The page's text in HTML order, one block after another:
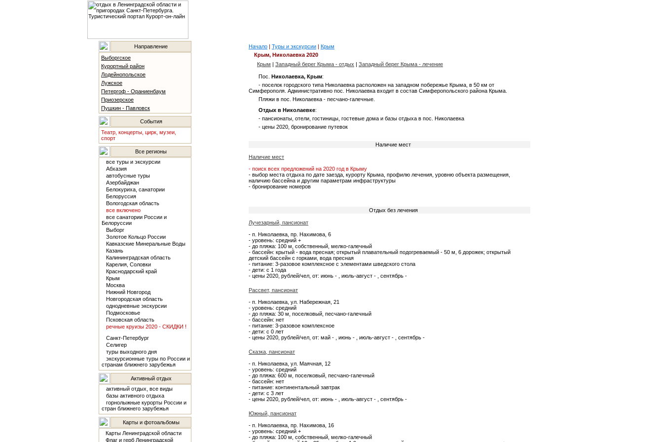
Направление
Выборгское
Курортный район
Лодейнопольское
Лужское
Петергоф - Ораниенбаум
Приозерское
Пушкин - Павловск
События
Театр, концерты, цирк, музеи,
спорт
Все регионы
все туры и экскурсии
Абхазия
автобусные туры
Азербайджан
Белокуриха, санатории
Белоруссия
Вологодская область
все включено
все санатории России и
Белоруссии
Выборг
Золотое Кольцо России
Кавказские Минеральные Воды
Казань
Калининградская область
Карелия, Соловки
Краснодарский край
Крым
Москва
Нижний Новгород
Новгородская область
однодневные экскурсии
Подмосковье
Псковская область
речные круизы 2020 - СКИДКИ !
Санкт-Петербург
Селигер
туры выходного дня
экскурсионные туры по России и
странам ближнего зарубежья
Активный отдых
активный отдых, все виды
базы активного отдыха
горнолыжные курорты России и
стран ближнего зарубежья
Карты и фотоальбомы
Карты Ленинградской области
Флаг и герб Ленинградской
Начало | Туры и экскурсии | Крым
Крым, Николаевка 2020
Крым | Западный берег Крыма - отдых | Западный берег Крыма - лечение
Пос. Николаевка, Крым:
- поселок городского типа Николаевка расположен на западном побережье Крыма, в 50 км от
Симферополя. Административно пос. Николаевка входит в состав Симферопольского района Крыма.
Пляжи в пос. Николаевка - песчано-галечные.
Отдых в Николаевке:
- пансионаты, отели, гостиницы, гостевые дома и базы отдыха в пос. Николаевка
- цены 2020, бронирование путевок
Наличие мест
Наличие мест
- поиск всех предложений на 2020 год в Крыму
- выбор места отдыха по дате заезда, курорту Крыма, профилю лечения, уровню объекта размещения,
наличию бассейна и другим параметрам инфраструктуры
- бронирование номеров
Отдых без лечения
Лучезарный, пансионат
- п. Николаевка, пр. Нахимова, 6
- уровень: средний +
- до пляжа: 100 м, собственный, мелко-галечный
- бассейн: крытый - вода пресная; открытый плавательный подогреваемый - 50 м, 6 дорожек; открытый
детский бассейн с горками, вода пресная
- питание: 3-разовое комплексное с элементами шведского стола
- дети: с 1 года
- цены 2020, рублей/чел, от: июнь - , июль-август - , сентябрь -
Рассвет, пансионат
- п. Николаевка, ул. Набережная, 21
- уровень: средний
- до пляжа: 30 м, поселковый, песчано-галечный
- бассейн: нет
- питание: 3-разовое комплексное
- дети: с 0 лет
- цены 2020, рублей/чел, от: май - , июнь - , июль-август - , сентябрь -
Сказка, пансионат
- п. Николаевка, ул. Маячная, 12
- уровень: средний
- до пляжа: 600 м, поселковый, песчано-галечный
- бассейн: нет
- питание: континентальный завтрак
- дети: с 3 лет
- цены 2020, рублей/чел, от: июнь - , июль-август - , сентябрь -
Южный, пансионат
- п. Николаевка, пр. Нахимова, 16
- уровень: средний +
- до пляжа: 100 м, собственный, мелко-галечный